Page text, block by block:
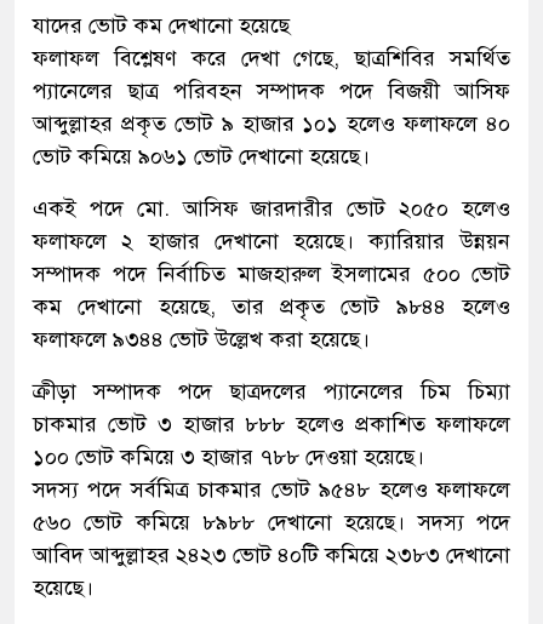
যাদের ভোট কম দেখানো হয়েছে
ফলাফল বিশ্লেষণ করে দেখা গেছে, ছাত্রশিবির সমর্থিত
প্যানেলের ছাত্র পরিবহন সম্পাদক পদে বিজয়ী আসিফ
আব্দুল্লাহর প্রকৃত ভোট ৯ হাজার ১০১ হলেও ফলাফলে ৪০
ভোট কমিয়ে ৯০৬১ ভোট দেখানো হয়েছে।
একই পদে মো. আসিফ জারদারীর ভোট ২০৫০ হলেও
ফলাফলে ২ হাজার দেখানো হয়েছে। ক্যারিয়ার উন্নয়ন
সম্পাদক পদে নির্বাচিত মাজহারুল ইসলামের ৫০০ ভোট
কম দেখানো হয়েছে, তার প্রকৃত ভোট ৯৮৪৪ হলেও
ফলাফলে ৯৩৪৪ ভোট উল্লেখ করা হয়েছে।
ক্রীড়া সম্পাদক পদে ছাত্রদলের প্যানেলের চিম চিম্যা
চাকমার ভোট ৩ হাজার ৮৮৮ হলেও প্রকাশিত ফলাফলে
১০০ ভোট কমিয়ে ৩ হাজার ৭৮৮ দেওয়া হয়েছে।
সদস্য পদে সর্বমিত্র চাকমার ভোট ৯৫৪৮ হলেও ফলাফলে
৫৬০ ভোট কমিয়ে ৮৯৮৮ দেখানো হয়েছে। সদস্য পদে
আবিদ আব্দুল্লাহর ২৪২৩ ভোট ৪০টি কমিয়ে ২৩৮৩ দেখানো
হয়েছে।